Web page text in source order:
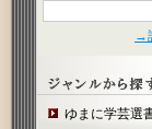
→
ゆまに学芸選